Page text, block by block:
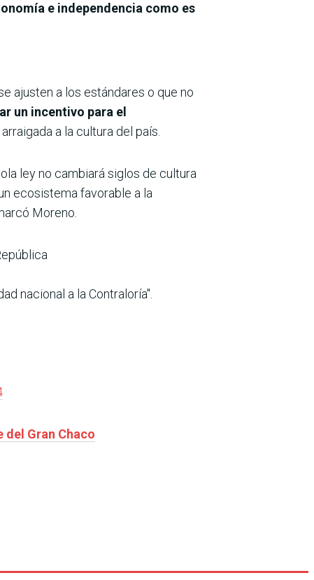
e independencia como es
ajusten a los estándares o que no
un incentivo para el
a la cultura del país.
ley no cambiará siglos de cultura
ecosistema favorable a la
Moreno.
nacional a la Contraloría".
Gran Chaco